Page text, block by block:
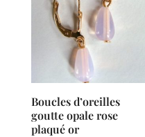
Boucles d’oreilles
goutte opale rose
plaqué or